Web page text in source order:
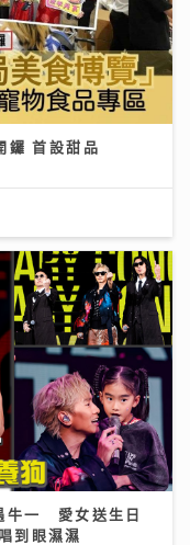
鑼 首設甜品
牛一 愛女送生日
到眼濕濕